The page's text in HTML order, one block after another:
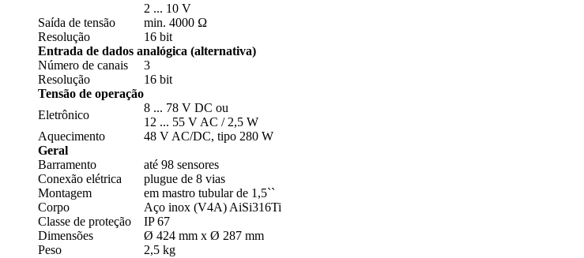
2 ... 10 V
Saída de tensão
min. 4000 Ω
Resolução
16 bit
Entrada de dados analógica (alternativa)
Número de canais
3
Resolução
16 bit
Tensão de operação
Eletrônico
8 ... 78 V DC ou
12 ... 55 V AC /­ 2,5 W
Aquecimento
48 V AC/­DC, tipo 280 W
Geral
Barramento
até 98 sensores
Conexão elétrica
plugue de 8 vias
Montagem
em mastro tubular de 1,5``
Corpo
Aço inox (V4A) AiSi316Ti
Classe de proteção
IP 67
Dimensões
Ø 424 mm x Ø 287 mm
Peso
2,5 kg